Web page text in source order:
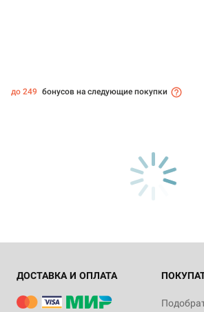
до 249 бонусов на следующие покупки
ДОСТАВКА И ОПЛАТА